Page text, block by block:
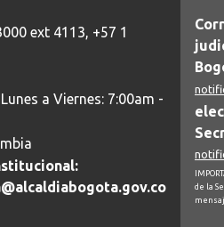
ext 4113, +57 1
Lunes a Viernes: 7:00am -
de la